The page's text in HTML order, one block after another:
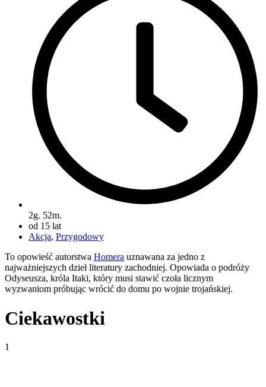
2g. 52m.
od 15 lat
Akcja, Przygodowy
To opowieść autorstwa Homera uznawana za jedno z
najważniejszych dzieł literatury zachodniej. Opowiada o podróży
Odyseusza, króla Itaki, który musi stawić czoła licznym
wyzwaniom próbując wrócić do domu po wojnie trojańskiej.
Ciekawostki
1